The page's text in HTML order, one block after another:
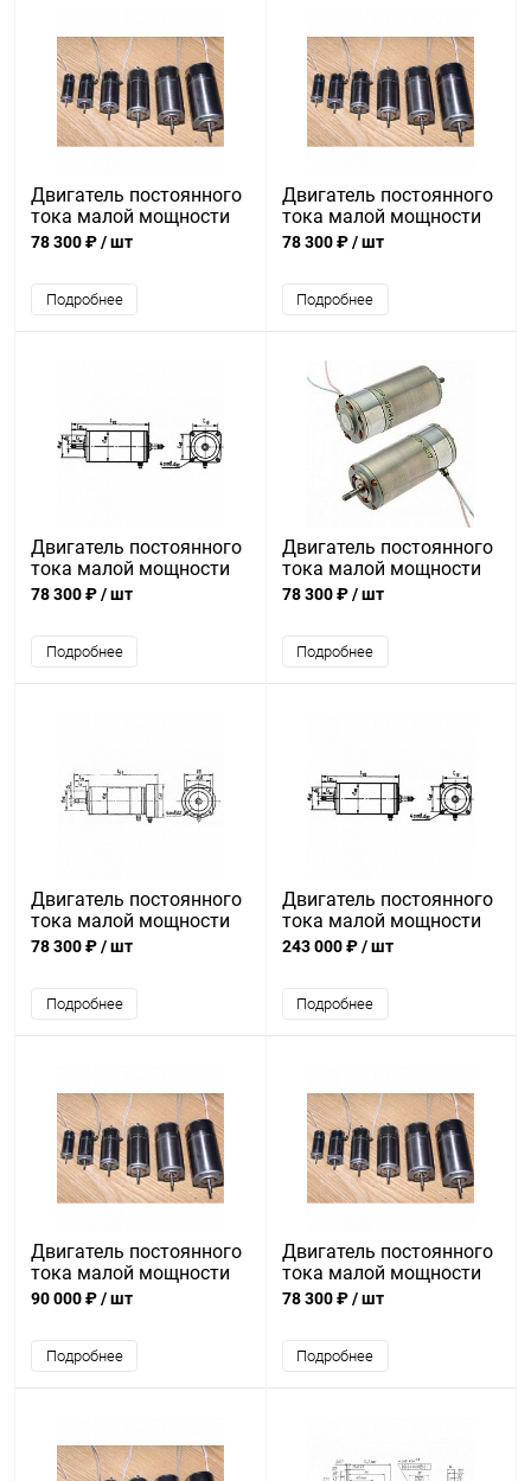
Двигатель постоянного
тока малой мощности
ДПР-42-Н2-02
78 300 ₽/ шт
Подробнее
Двигатель постоянного
тока малой мощности
ДПР-42-Ф1-02
78 300 ₽/ шт
Подробнее
Двигатель постоянного
тока малой мощности
ДПР-42-Ф9-21
78 300 ₽/ шт
Подробнее
Двигатель постоянного
тока малой мощности
ДПР-42-Н1-03
78 300 ₽/ шт
Подробнее
Двигатель постоянного
тока малой мощности
ДПР-32-Н6-02
78 300 ₽/ шт
Подробнее
Двигатель постоянного
тока малой мощности
ДПР-72-Ф7-02
243 000 ₽/ шт
Подробнее
Двигатель постоянного
тока малой мощности
ДПР-62-Ф4-01
90 000 ₽/ шт
Подробнее
Двигатель постоянного
тока малой мощности
ДПР-42-Н1-07А
78 300 ₽/ шт
Подробнее